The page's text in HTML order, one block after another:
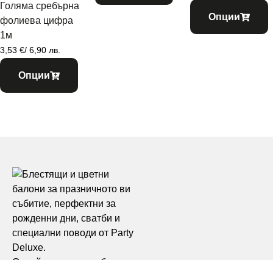
Голяма сребърна
фолиева цифра
1м
3,53 €/ 6,90 лв.
Опции
Опции